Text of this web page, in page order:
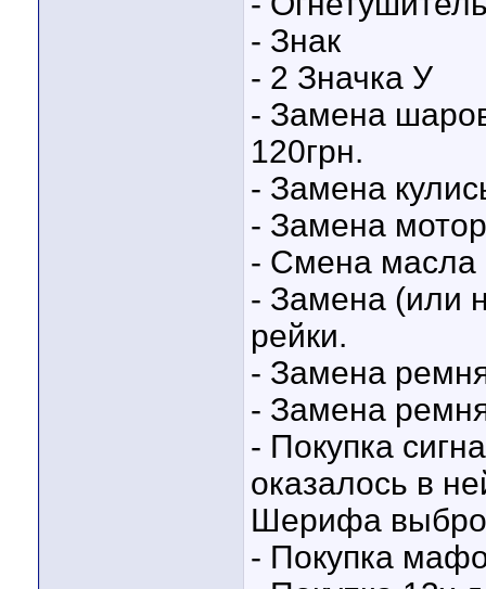
- Знак
- 2 Значка У
- Замена
120грн.
- Замена
- Замена
- Смена масла
- Замена (или
рейки.
- Замена
- Замена
- Покупка
оказалось в
Шерифа
- Покупка